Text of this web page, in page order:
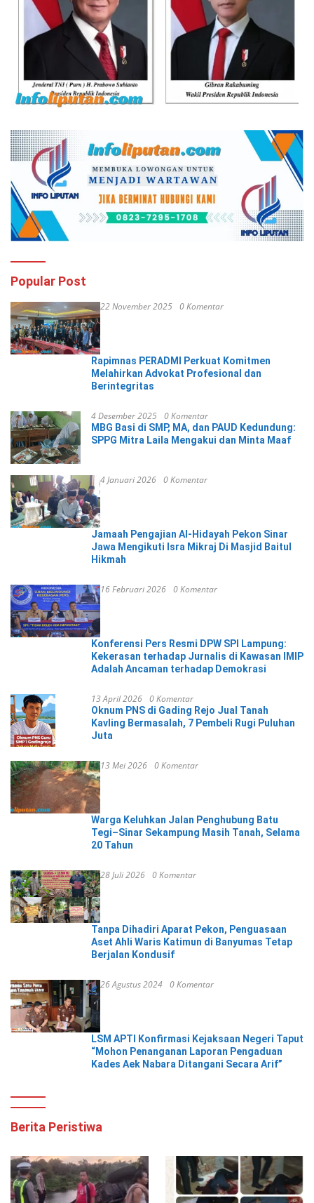
Popular Post
22 November 2025 0 Komentar
Rapimnas PERADMI Perkuat Komitmen
Melahirkan Advokat Profesional dan
Berintegritas
4 Desember 2025 0 Komentar
MBG Basi di SMP, MA, dan PAUD Kedundung:
SPPG Mitra Laila Mengakui dan Minta Maaf
4 Januari 2026 0 Komentar
Jamaah Pengajian Al-Hidayah Pekon Sinar
Jawa Mengikuti Isra Mikraj Di Masjid Baitul
Hikmah
16 Februari 2026 0 Komentar
Konferensi Pers Resmi DPW SPI Lampung:
Kekerasan terhadap Jurnalis di Kawasan IMIP
Adalah Ancaman terhadap Demokrasi
13 April 2026 0 Komentar
Oknum PNS di Gading Rejo Jual Tanah
Kavling Bermasalah, 7 Pembeli Rugi Puluhan
Juta
13 Mei 2026 0 Komentar
Warga Keluhkan Jalan Penghubung Batu
Tegi–Sinar Sekampung Masih Tanah, Selama
20 Tahun
28 Juli 2026 0 Komentar
Tanpa Dihadiri Aparat Pekon, Penguasaan
Aset Ahli Waris Katimun di Banyumas Tetap
Berjalan Kondusif
26 Agustus 2024 0 Komentar
LSM APTI Konfirmasi Kejaksaan Negeri Taput
“Mohon Penanganan Laporan Pengaduan
Kades Aek Nabara Ditangani Secara Arif”
Berita Peristiwa